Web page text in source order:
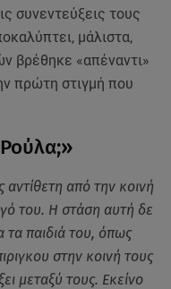
συνεντεύξεις τους
μάλιστα,
βρέθηκε «απέναντι»
πρώτη στιγμή που
από την κοινή
του. Η στάση αυτή δε
τα παιδιά του, όπως
στην κοινή τους
μεταξύ τους. Εκείνο